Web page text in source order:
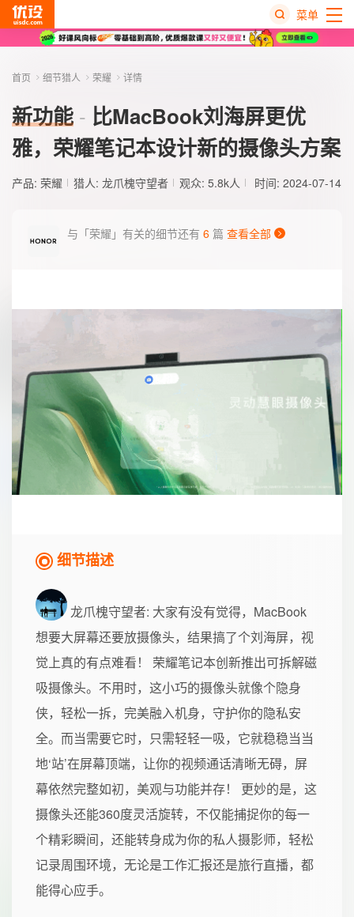
菜单
首页 细节猎人 荣耀 详情
新功能
比MacBook刘海屏更优
雅，荣耀笔记本设计新的摄像头方案
产品: 荣耀 猎人: 龙爪槐守望者 观众: 5.8k人 时间: 2024-07-14
与「荣耀」有关的细节还有 6 篇 查看全部
细节描述
龙爪槐守望者: 大家有没有觉得，MacBook
想要大屏幕还要放摄像头，结果搞了个刘海屏，视
觉上真的有点难看！ 荣耀笔记本创新推出可拆解磁
吸摄像头。不用时，这小巧的摄像头就像个隐身
侠，轻松一拆，完美融入机身，守护你的隐私安
全。而当需要它时，只需轻轻一吸，它就稳稳当当
地‘站’在屏幕顶端，让你的视频通话清晰无碍，屏
幕依然完整如初，美观与功能并存！ 更妙的是，这
摄像头还能360度灵活旋转，不仅能捕捉你的每一
个精彩瞬间，还能转身成为你的私人摄影师，轻松
记录周围环境，无论是工作汇报还是旅行直播，都
能得心应手。